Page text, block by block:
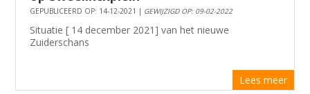
GEPUBLICEERD OP: 14-12-2021 | GEWIJZIGD OP: 09-02-2022
Situatie [ 14 december 2021] van het nieuwe
Zuiderschans
Lees meer